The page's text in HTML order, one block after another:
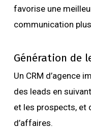
favorise une
communication
Génération de
Un CRM d’agence
des leads en
et les prospects, et
d’affaires.